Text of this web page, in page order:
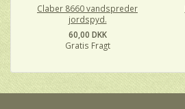
Claber 8660 vandspreder
jordspyd.
60,00 DKK
Gratis Fragt